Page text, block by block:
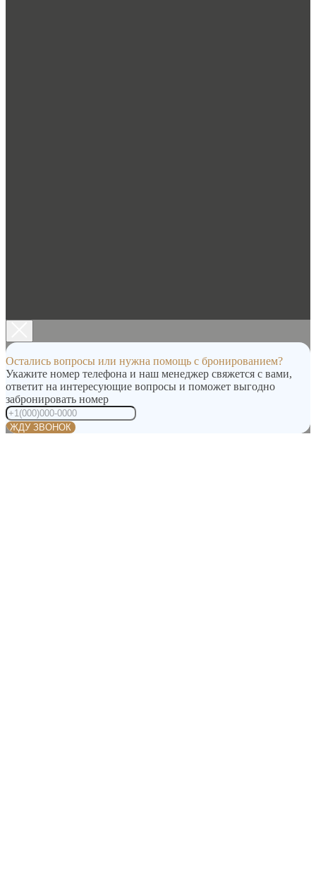
Остались вопросы или нужна помощь с бронированием?
Укажите номер телефона и наш менеджер свяжется с вами,
ответит на интересующие вопросы и поможет выгодно
забронировать номер
ЖДУ ЗВОНОК